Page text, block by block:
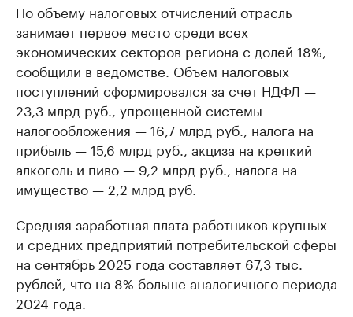
По объему налоговых отчислений отрасль
занимает первое место среди всех
экономических секторов региона с долей 18%,
сообщили в ведомстве. Объем налоговых
поступлений сформировался за счет НДФЛ —
23,3 млрд руб., упрощенной системы
налогообложения — 16,7 млрд руб., налога на
прибыль — 15,6 млрд руб., акциза на крепкий
алкоголь и пиво — 9,2 млрд руб., налога на
имущество — 2,2 млрд руб.
Средняя заработная плата работников крупных
и средних предприятий потребительской сферы
на сентябрь 2025 года составляет 67,3 тыс.
рублей, что на 8% больше аналогичного периода
2024 года.